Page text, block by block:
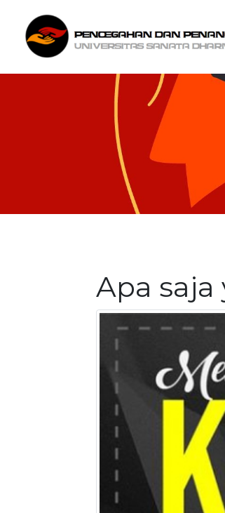
Apa